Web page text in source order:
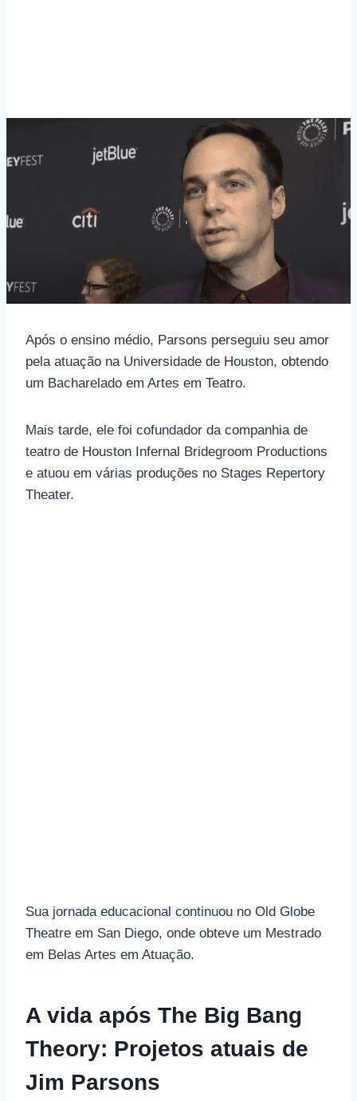
Após o ensino médio, Parsons perseguiu seu amor
pela atuação na Universidade de Houston, obtendo
um Bacharelado em Artes em Teatro.
Mais tarde, ele foi cofundador da companhia de
teatro de Houston Infernal Bridegroom Productions
e atuou em várias produções no Stages Repertory
Theater.
Sua jornada educacional continuou no Old Globe
Theatre em San Diego, onde obteve um Mestrado
em Belas Artes em Atuação.
A vida após The Big Bang
Theory: Projetos atuais de
Jim Parsons